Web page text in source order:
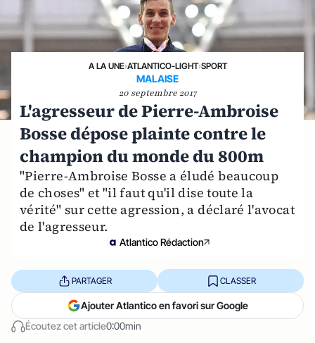
A LA UNE›ATLANTICO-LIGHT›SPORT
MALAISE
20 septembre 2017
L'agresseur de Pierre-Ambroise
Bosse dépose plainte contre le
champion du monde du 800m
"Pierre-Ambroise Bosse a éludé beaucoup
de choses" et "il faut qu'il dise toute la
vérité" sur cette agression, a déclaré l'avocat
de l'agresseur.
Atlantico Rédaction
Écoutez cet article0:00min
PARTAGER CLASSER
Ajouter Atlantico en favori sur Google